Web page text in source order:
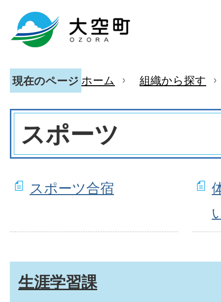
現在のページ ホーム 組織から探す
スポーツ
スポーツ合宿
生涯学習課